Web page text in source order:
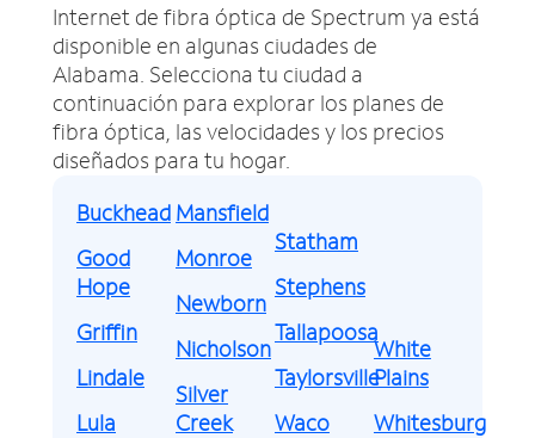
Internet de fibra óptica de Spectrum ya está
disponible en algunas ciudades de
Alabama. Selecciona tu ciudad a
continuación para explorar los planes de
fibra óptica, las velocidades y los precios
diseñados para tu hogar.
Buckhead
Good
Hope
Griffin
Lindale
Lula
Mansfield
Monroe
Newborn
Nicholson
Silver
Creek
Statham
Stephens
Tallapoosa
Taylorsville
Waco
White
Plains
Whitesburg